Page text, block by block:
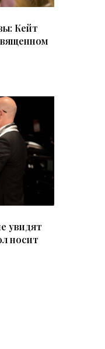
Кейт
увидят
носит